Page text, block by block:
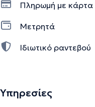
Πληρωμή με κάρτα
Μετρητά
Ιδιωτικό ραντεβού
Υπηρεσίες